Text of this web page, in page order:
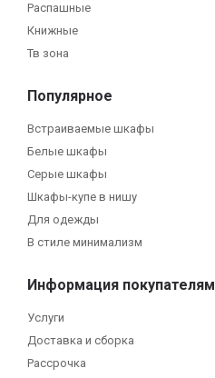
Распашные
Книжные
Тв зона
Популярное
Встраиваемые шкафы
Белые шкафы
Серые шкафы
Шкафы-купе в нишу
Для одежды
В стиле минимализм
Информация покупателям
Услуги
Доставка и сборка
Рассрочка